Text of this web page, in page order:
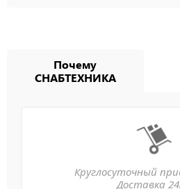
Почему
СНАБТЕХНИКА
Круглосуточный
Доставка